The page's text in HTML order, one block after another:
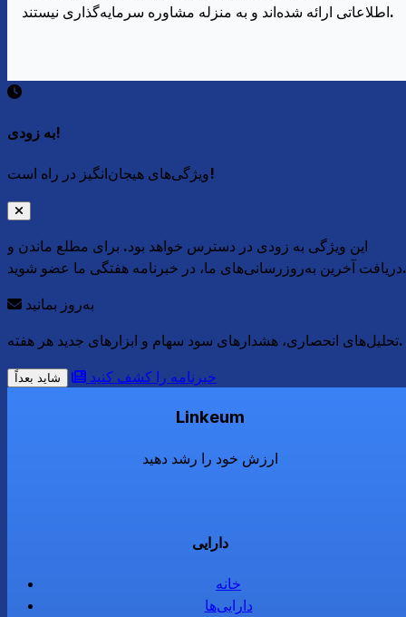
اطلاعاتی ارائه شده‌اند و به منزله مشاوره سرمایه‌گذاری نیستند.
به زودی!
ویژگی‌های هیجان‌انگیز در راه است!
این ویژگی به زودی در دسترس خواهد بود. برای مطلع ماندن و
دریافت آخرین به‌روزرسانی‌های ما، در خبرنامه هفتگی ما عضو شوید.
به‌روز بمانید
تحلیل‌های انحصاری، هشدارهای سود سهام و ابزارهای جدید هر هفته.
شاید بعداً خبرنامه را کشف کنید
Linkeum
ارزش خود را رشد دهید
دارایی
خانه
دارایی‌ها